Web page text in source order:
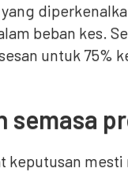
beban kes.
untuk 75%
keputusan